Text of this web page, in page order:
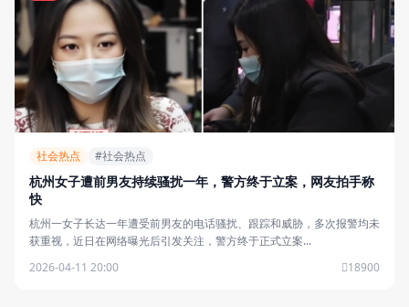
社会热点 #社会热点
杭州女子遭前男友持续骚扰一年，警方终于立案，网友拍手称
快
杭州一女子长达一年遭受前男友的电话骚扰、跟踪和威胁，多次报警均未
获重视，近日在网络曝光后引发关注，警方终于正式立案...
2026-04-11 20:00
18900